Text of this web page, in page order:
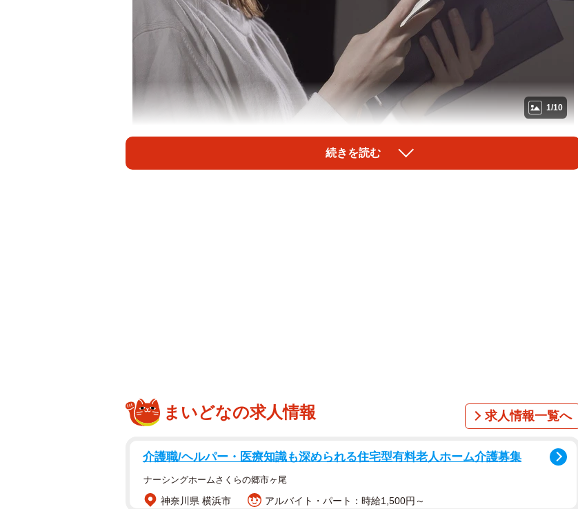
1/10
インボイス制度に声優業界などから強い反対の声（polkadot/stock.adobe.com)
消費税の仕入額控除の方式として「インボイス制度」が、ちょうど1年後の2023年10月にス
続きを読む
まいどなの求人情報 求人情報一覧へ
介護職/ヘルパー・医療知識も深められる住宅型有料老人ホーム介護募集
ナーシングホームさくらの郷市ヶ尾
神奈川県 横浜市 アルバイト・パート：時給1,500円～